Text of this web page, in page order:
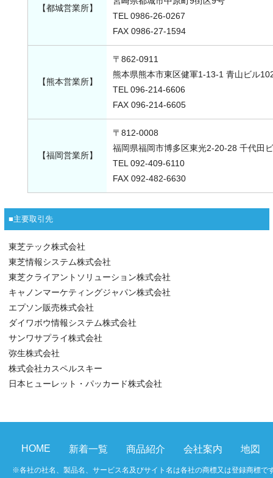
【都城営業所】
TEL 0986-26-0267
FAX 0986-27-1594
【熊本営業所】
〒862-0911
熊本県熊本市東区健軍1-13-1 青山ビル
TEL 096-214-6606
FAX 096-214-6605
【福岡営業所】
〒812-0008
福岡県福岡市博多区東光2-20-28 千代田
TEL 092-409-6110
FAX 092-482-6630
■主要取引先
東芝テック株式会社
東芝情報システム株式会社
東芝クライアントソリューション株式会社
キャノンマーケティングジャパン株式会社
エプソン販売株式会社
ダイワボウ情報システム株式会社
サンワサプライ株式会社
弥生株式会社
株式会社カスペルスキー
日本ヒューレット・パッカード株式会社
HOME 新着一覧 商品紹介 会社案内 地図
※各社の社名、製品名、サービス名及びサイト名は各社の商標又は登録商標で